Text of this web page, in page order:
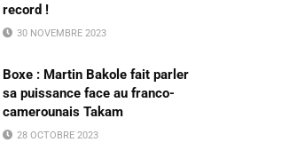
record !
30 NOVEMBRE 2023
Boxe : Martin Bakole fait parler
sa puissance face au franco-
camerounais Takam
28 OCTOBRE 2023